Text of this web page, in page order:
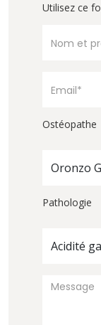
Utilisez ce
Ostéopathe
Oronzo
Pathologie
Acidité